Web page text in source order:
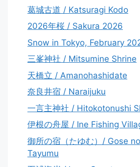
葛城古道 / Katsuragi Kodo
2026年桜 / Sakura 2026
Snow in Tokyo, February
三峯神社 / Mitsumine Shrine
天橋立 / Amanohashidate
奈良井宿 / Naraijuku
一言主神社 / Hitokotonushi
伊根の舟屋 / Ine Fishing
御所の宿（たゆむ）/ Gose
Tayumu